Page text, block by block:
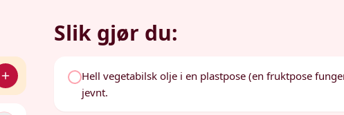
Slik gjør du:
Hell vegetabilsk olje i en plastpose (en fruktpose
jevnt.